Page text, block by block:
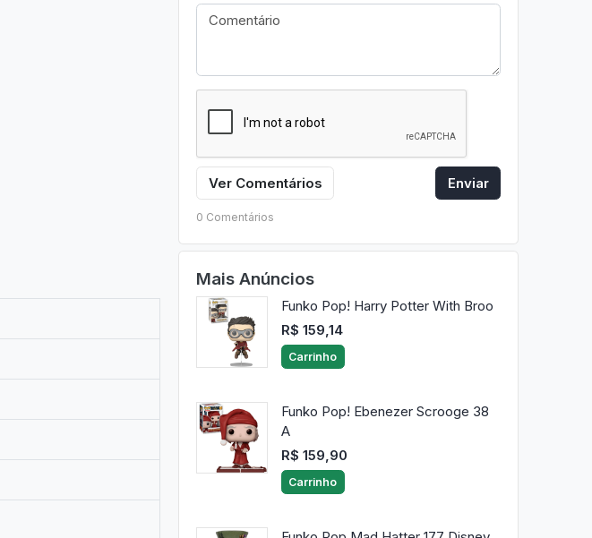
Ver Comentários Enviar
0 Comentários
Mais Anúncios
Funko Pop! Harry Potter With Broo
R$ 159,14
Carrinho
Funko Pop! Ebenezer Scrooge 38
A
R$ 159,90
Carrinho